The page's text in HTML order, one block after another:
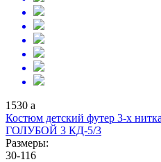
1530 a
Костюм детский футер 3-х
ГОЛУБОЙ 3 КД-5/3
Размеры:
30-116